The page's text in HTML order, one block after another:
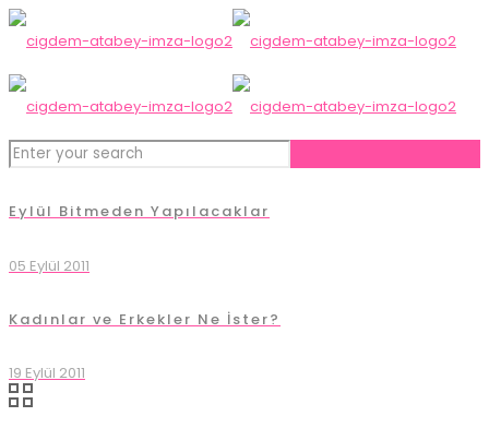
Eylül Bitmeden Yapılacaklar
05 Eylül 2011
Kadınlar ve Erkekler Ne İster?
19 Eylül 2011